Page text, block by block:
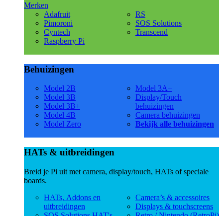
Merken
Adafruit
Pimoroni
Cyntech
Raspberry Pi
RS
SOS Solutions
Transcend
Behuizingen
Model 2B
Model 3B
Model 3B+
Model 4B
Model Zero
Model 3A+
Display/Touch
behuizingen
Camera behuizingen
Bekijk alle behuizingen
HATs & uitbreidingen
Breid je Pi uit met camera, display/touch, HATs of speciale
boards.
HATs, Addons en
uitbreidingen
Camera’s & accessoires
Displays & touchscreens